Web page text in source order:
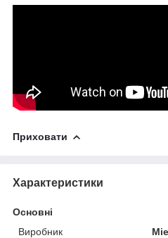
Приховати
Характеристики
Основні
Виробник